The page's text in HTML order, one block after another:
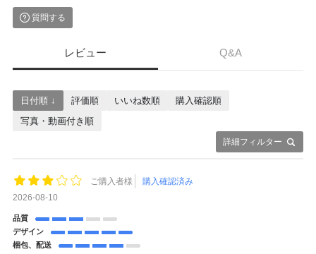
質問する
レビュー Q&A
詳細フィルター
日付順 ↓ 評価順 いいね数順
購入確認順
写真・動画付き順
ご購入者様
購入確認済み
2026-08-10
品質
デザイン
梱包、配送